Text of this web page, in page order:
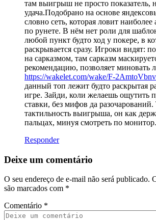
там выигрыш не просто показатель,
удача.Подобрано на основе
словно сеть, которая ловит
по рунете. В нём нет роли для
любой пункт будто ход у покере, в
раскрывается сразу. Игроки видят:
на сарказмом, там сарказм
рекомендацию, позволяет миновать
https://wakelet.com/wake/F-
данный топ лежит будто раскрытая
игре. Зайди, коли желаешь ощутить
ставки, без мифов да
тактильность выигрыша, он как
пальцах, минуя смотреть по монитор.
Responder
Deixe um comentário
O seu endereço de e-mail não será publicado.
são marcados com *
Comentário *